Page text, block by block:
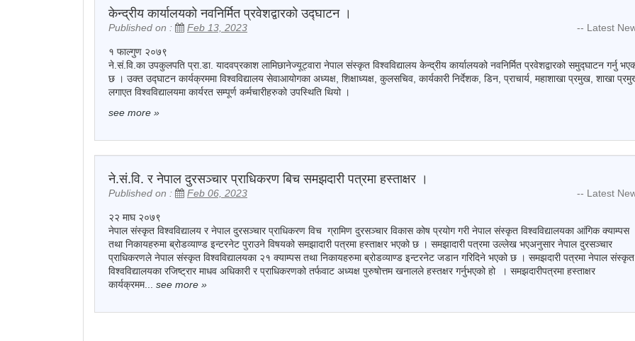
केन्द्रीय कार्यालयको नवनिर्मित प्रवेशद्वारको उद्घाटन ।
Published on : Feb 13, 2023 -- Latest
१ फाल्गुण २०७९
ने.सं.वि.का उपकुलपति प्रा.डा. यादवप्रकाश लामिछानेज्यूट्वारा नेपाल संस्कृत विश्वविद्यालय केन्द्रीय कार्यालयको नवनिर्मित प्रवेशद्वारको समुद्घाटन गर्नु
छ । उक्त उद्घाटन कार्यक्रममा विश्वविद्यालय सेवाआयोगका अध्यक्ष, शिक्षाध्यक्ष, कुलसचिव, कार्यकारी निर्देशक, डिन, प्राचार्य, महाशाखा प्रमुख, शाखा
लगाएत विश्वविद्यालयमा कार्यरत सम्पूर्ण कर्मचारीहरुको उपस्थिति थियो ।
see more »
ने.सं.वि. र नेपाल दुरसञ्चार प्राधिकरण बिच समझदारी पत्रमा हस्ताक्षर ।
Published on : Feb 06, 2023 -- Latest
२२ माघ २०७९
नेपाल संस्कृत विश्वविद्यालय र नेपाल दुरसञ्चार प्राधिकरण विच ग्रामिण दुरसञ्चार विकास कोष प्रयोग गरी नेपाल संस्कृत विश्वविद्यालयका आंगिक क्याम्पस
तथा निकायहरुमा ब्रोडव्याण्ड इन्टरनेट पुराउने विषयको समझादारी पत्रमा हस्ताक्षर भएको छ । समझादारी पत्रमा उल्लेख भएअनुसार नेपाल दुरसञ्चार
प्राधिकरणले नेपाल संस्कृत विश्वविद्यालयका २१ क्याम्पस तथा निकायहरुमा ब्रोडव्याण्ड इन्टरनेट जडान गरिदिने भएको छ । समझदारी पत्रमा नेपाल संस्कृत
विश्वविद्यालयका रजिष्ट्रार माधव अधिकारी र प्राधिकरणको तर्फवाट अध्यक्ष पुरुषोत्तम खनालले हस्तक्षर गर्नुभएको हो । समझदारीपत्रमा हस्ताक्षर
कार्यक्रमम...
see more »